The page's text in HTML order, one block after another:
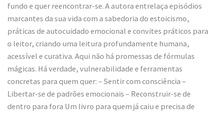
fundo e quer reencontrar-se. A autora entrelaça episódios
marcantes da sua vida com a sabedoria do estoicismo,
práticas de autocuidado emocional e convites práticos para
o leitor, criando uma leitura profundamente humana,
acessível e curativa. Aqui não há promessas de fórmulas
mágicas. Há verdade, vulnerabilidade e ferramentas
concretas para quem quer: – Sentir com consciência –
Libertar-se de padrões emocionais – Reconstruir-se de
dentro para fora Um livro para quem já caiu e precisa de